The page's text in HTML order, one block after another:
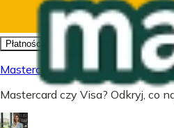
Płatności i karty
Mastercard czy Visa - Co
Mastercard czy Visa? Odkryj, co